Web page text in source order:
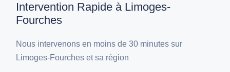
Intervention Rapide à Limoges-
Fourches
Nous intervenons en moins de 30 minutes sur
Limoges-Fourches et sa région